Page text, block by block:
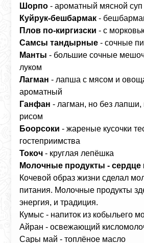
Шорпо - ароматный мясной
Куйрук‑бешбармак -
Плов по‑киргизски - с
Самсы тандырные - сочные
Манты - большие сочные
луком
Лагман - лапша с мясом и
ароматный
Ганфан - лагман, но без лапши,
рисом
Боорсоки - жареные кусочки
гостеприимства
Токоч - круглая лепёшка
Молочные продукты - сердце
Кочевой образ жизни сделал
питания. Молочные продукты
энергия, и традиция.
Кумыс - напиток из кобыльего
Айран - освежающий
Сары май - топлёное масло